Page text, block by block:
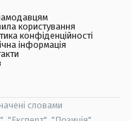
користування
конфіденційності
інформація
словами